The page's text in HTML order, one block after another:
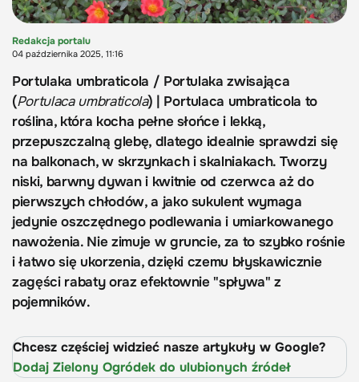
Redakcja portalu
04 października 2025, 11:16
Portulaka umbraticola / Portulaka zwisająca
(Portulaca umbraticola) | Portulaca umbraticola to
roślina, która kocha pełne słońce i lekką,
przepuszczalną glebę, dlatego idealnie sprawdzi się
na balkonach, w skrzynkach i skalniakach. Tworzy
niski, barwny dywan i kwitnie od czerwca aż do
pierwszych chłodów, a jako sukulent wymaga
jedynie oszczędnego podlewania i umiarkowanego
nawożenia. Nie zimuje w gruncie, za to szybko rośnie
i łatwo się ukorzenia, dzięki czemu błyskawicznie
zagęści rabaty oraz efektownie "spływa" z
pojemników.
Chcesz częściej widzieć nasze artykuły w Google?
Dodaj Zielony Ogródek do ulubionych źródeł